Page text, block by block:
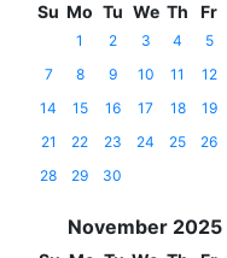
Su Mo Tu We Th Fr
1 2 3 4 5
7
8 9 10 11 12
14
15 16 17 18 19
21
22 23 24 25 26
28
29 30
November 2025